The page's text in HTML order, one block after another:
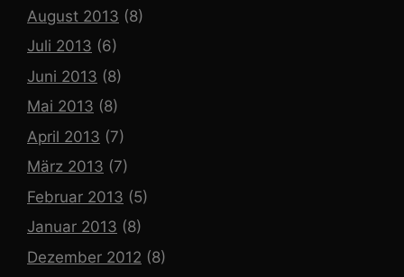
August 2013 (8)
Juli 2013 (6)
Juni 2013 (8)
Mai 2013 (8)
April 2013 (7)
März 2013 (7)
Februar 2013 (5)
Januar 2013 (8)
Dezember 2012 (8)